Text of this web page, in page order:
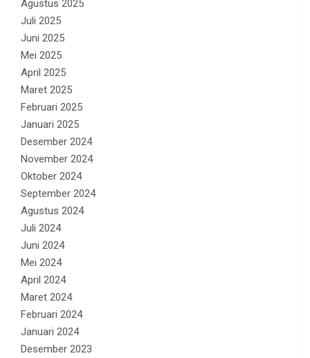
Agustus 2025
Juli 2025
Juni 2025
Mei 2025
April 2025
Maret 2025
Februari 2025
Januari 2025
Desember 2024
November 2024
Oktober 2024
September 2024
Agustus 2024
Juli 2024
Juni 2024
Mei 2024
April 2024
Maret 2024
Februari 2024
Januari 2024
Desember 2023